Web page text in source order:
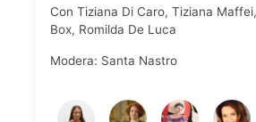
Con Tiziana Di Caro, Tiziana
Box, Romilda De Luca
Modera: Santa Nastro